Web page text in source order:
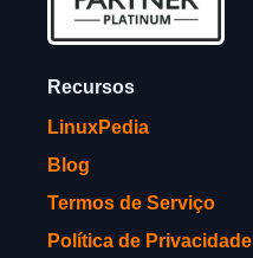
Recursos
LinuxPedia
Blog
Termos de Serviço
Política de Privacidade